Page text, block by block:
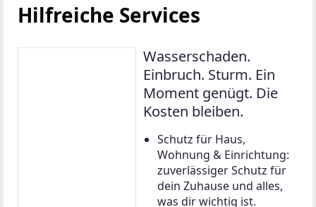
Hilfreiche Services
Wasserschaden.
Einbruch. Sturm. Ein
Moment genügt. Die
Kosten bleiben.
Schutz für Haus,
Wohnung & Einrichtung:
zuverlässiger Schutz für
dein Zuhause und alles,
was dir wichtig ist.